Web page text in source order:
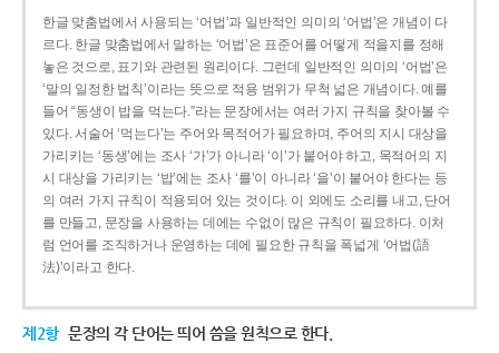
한글 맞춤법에서 사용되는 ‘어법’과 일반적인 의미의 ‘어법’은 개념이 다
르다. 한글 맞춤법에서 말하는 ‘어법’은 표준어를 어떻게 적을지를 정해
놓은 것으로, 표기와 관련된 원리이다. 그런데 일반적인 의미의 ‘어법’은
‘말의 일정한 법칙’이라는 뜻으로 적용 범위가 무척 넓은 개념이다. 예를
들어 “동생이 밥을 먹는다.”라는 문장에서는 여러 가지 규칙을 찾아볼 수
있다. 서술어 ‘먹는다’는 주어와 목적어가 필요하며, 주어의 지시 대상을
가리키는 ‘동생’에는 조사 ‘가’가 아니라 ‘이’가 붙어야 하고, 목적어의 지
시 대상을 가리키는 ‘밥’에는 조사 ‘를’이 아니라 ‘을’이 붙어야 한다는 등
의 여러 가지 규칙이 적용되어 있는 것이다. 이 외에도 소리를 내고, 단어
를 만들고, 문장을 사용하는 데에는 수없이 많은 규칙이 필요하다. 이처
럼 언어를 조직하거나 운영하는 데에 필요한 규칙을 폭넓게 ‘어법(語
法)’이라고 한다.
제2항 문장의 각 단어는 띄어 씀을 원칙으로 한다.